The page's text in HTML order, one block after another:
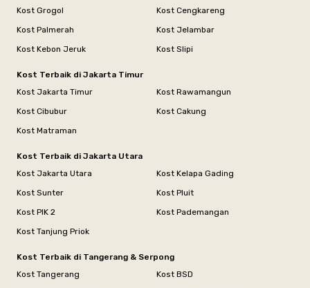
Kost Grogol
Kost Cengkareng
Kost Palmerah
Kost Jelambar
Kost Kebon Jeruk
Kost Slipi
Kost Terbaik di Jakarta Timur
Kost Jakarta Timur
Kost Rawamangun
Kost Cibubur
Kost Cakung
Kost Matraman
Kost Terbaik di Jakarta Utara
Kost Jakarta Utara
Kost Kelapa Gading
Kost Sunter
Kost Pluit
Kost PIK 2
Kost Pademangan
Kost Tanjung Priok
Kost Terbaik di Tangerang & Serpong
Kost Tangerang
Kost BSD